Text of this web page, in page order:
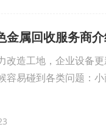
金属回收服务商
造工地，企业设备
容易碰到各类问题：